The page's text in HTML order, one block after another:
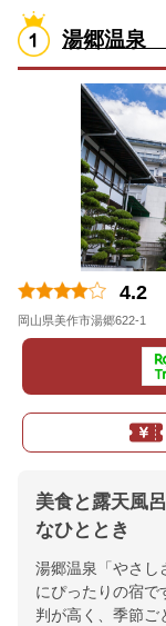
湯郷温泉
4.2
岡山県美作市湯郷622-1
美食と露天風
なひととき
湯郷温泉「やさし
にぴったりの宿で
判が高く、季節ご